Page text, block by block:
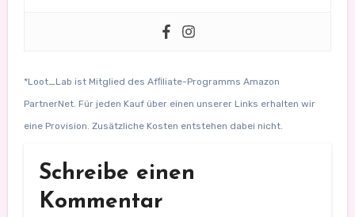
*Loot_Lab ist Mitglied des Afﬁliate-Programms Amazon
PartnerNet. Für jeden Kauf über einen unserer Links erhalten wir
eine Provision. Zusätzliche Kosten entstehen dabei nicht.
Schreibe einen
Kommentar